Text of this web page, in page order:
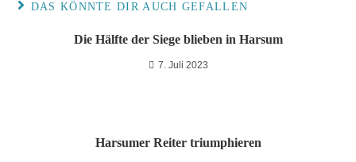
DAS KÖNNTE DIR AUCH GEFALLEN
Die Hälfte der Siege blieben in Harsum
7. Juli 2023
Harsumer Reiter triumphieren